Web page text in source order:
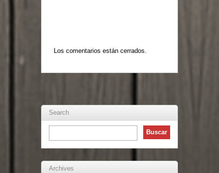
Los comentarios están cerrados.
Search
Archives